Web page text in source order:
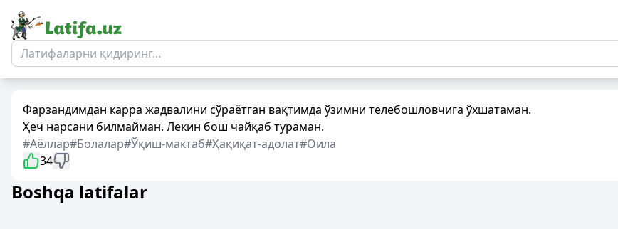
Фарзандимдан карра жадвалини сўраётган вақтимда ўзимни телебошловчига ўхшатаман.
Ҳеч нарсани билмайман. Лекин бош чайқаб тураман.
#Аёллар#Болалар#Ўқиш-мактаб#Ҳақиқат-адолат#Оила
34
Boshqa latifalar